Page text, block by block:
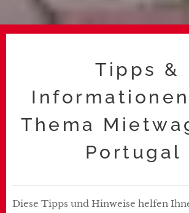
Tipps &
Thema
Portugal
Diese Tipps und Hinweise helfen